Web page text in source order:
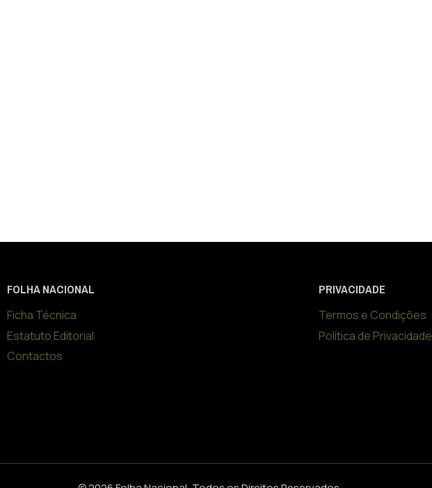
FOLHA NACIONAL
Ficha Técnica
Estatuto Editorial
Contactos
PRIVACIDADE
Termos e Condições
Política de Privacidade